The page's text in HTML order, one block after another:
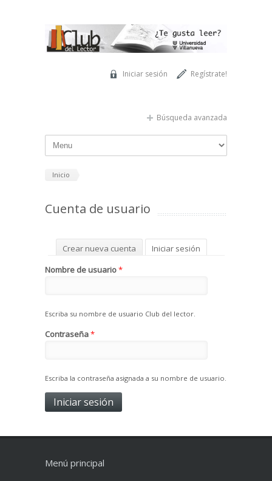
Regístrate!
Iniciar sesión
Búsqueda avanzada
Inicio
Cuenta de usuario
Solapas principales
Crear nueva cuenta Iniciar sesión
Solicitar una nueva contraseña
Nombre de usuario*
Escriba su nombre de usuario Club del lector.
Contraseña*
Escriba la contraseña asignada a su nombre de usuario.
Menú principal